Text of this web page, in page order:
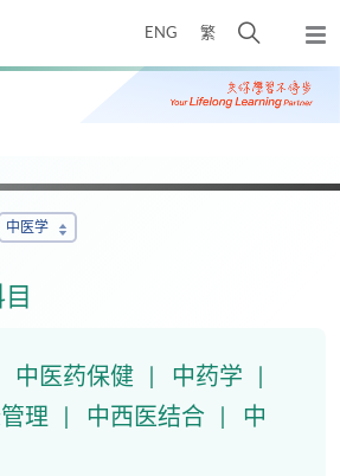
ENG 繁
开
搜
寻
面
弹
出
主
中医学
中医药保健
中药学
理
中西医结合
中